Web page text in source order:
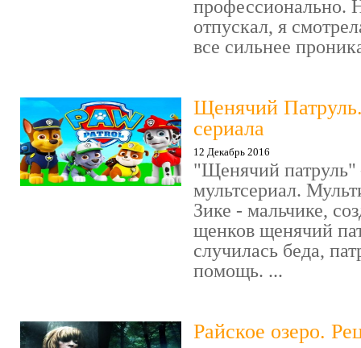
профессионально.
отпускал, я
все сильнее
Щенячий
сериала
12 Декабрь 2016
"Щенячий патруль"
мультсериал.
Зике - мальчике,
щенков щенячий
случилась беда,
помощь. ...
Райское озеро.